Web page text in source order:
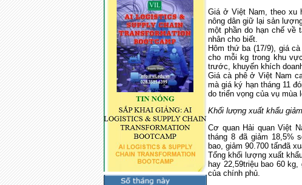
Giá ở Việt Nam
theo xu
nông dân giữ lại sản
một phần do hạn chế về
nhân cho biết.
Hôm thứ ba (17/9), giá
cho mỗi kg trong khu vực
trước khuyến khích
Giá cà phê ở Việt Nam
mà giá ký hạn tháng 11
do triển vọng của vụ mùa
Khối lượng xuất khẩu giảm
Cơ quan Hải quan Việt
tháng 8 đã giảm 18,5%
bao, giảm 90.700 tấnđã
Tổng khối lượng xuất
hay 22,59triệu bao 60 kg,
của chính phủ.